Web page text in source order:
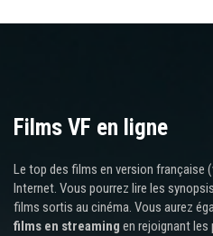
Films VF en ligne
Le top des films en version française
Internet. Vous pourrez lire les
films sortis au cinéma. Vous aurez
films en streaming en rejoignant les